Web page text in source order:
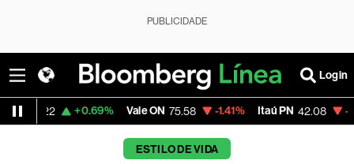
PUBLICIDADE
Login
+0.69% Vale ON 75.58 -1.41% Itaú PN 42.08 -0.71%
ESTILO DE VIDA